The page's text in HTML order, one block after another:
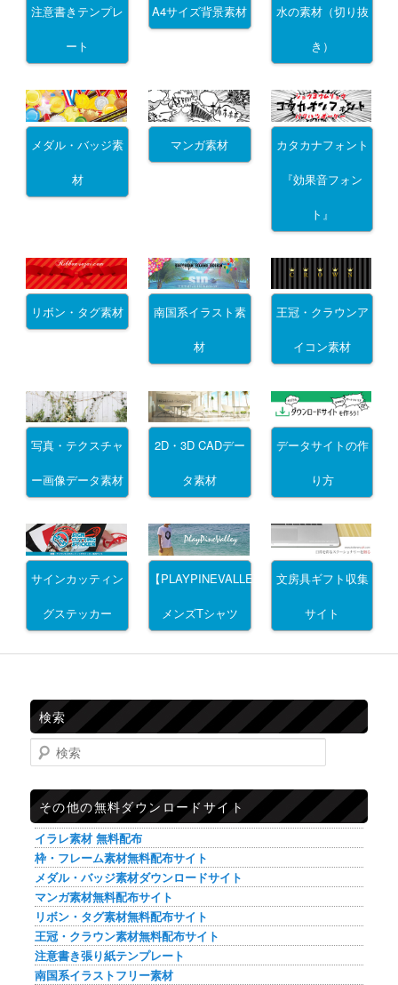
注意書きテンプレ
ート
A4サイズ背景素材 水の素材（切り抜
き）
メダル・バッジ素
材
マンガ素材 カタカナフォント
『効果音フォン
ト』
リボン・タグ素材 南国系イラスト素
材
王冠・クラウンア
イコン素材
写真・テクスチャ
ー画像データ素材
2D・3D CADデー
タ素材
データサイトの作
り方
サインカッティン
グステッカー
【PLAYPINEVALLEY】
メンズTシャツ
文房具ギフト収集
サイト
検索
検索
その他の無料ダウンロードサイト
イラレ素材 無料配布
枠・フレーム素材無料配布サイト
メダル・バッジ素材ダウンロードサイト
マンガ素材無料配布サイト
リボン・タグ素材無料配布サイト
王冠・クラウン素材無料配布サイト
注意書き張り紙テンプレート
南国系イラストフリー素材